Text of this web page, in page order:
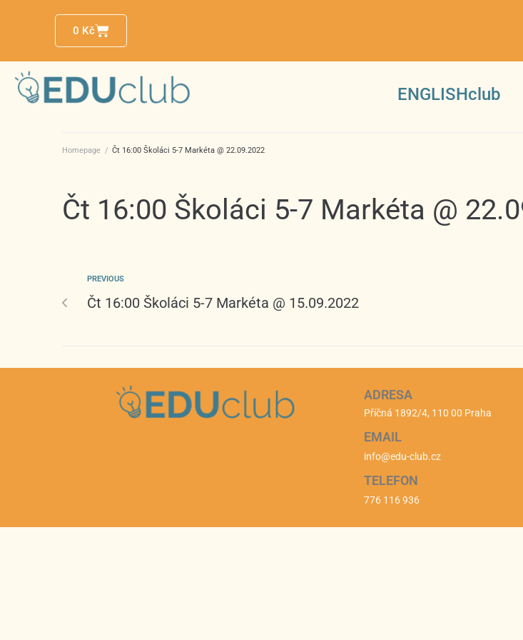
0 Kč
ENGLISHclub
Homepage / Čt 16:00 Školáci 5-7 Markéta @ 22.09.2022
Čt 16:00 Školáci 5-7 Markéta @
PREVIOUS
Čt 16:00 Školáci 5-7 Markéta @ 15.09.2022
ADRESA
Příčná 1892/4, 110 00 Praha
EMAIL
info@edu-club.cz
TELEFON
776 116 936